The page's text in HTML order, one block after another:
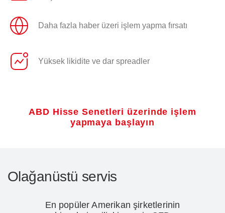
Daha fazla haber üzeri işlem yapma fırsatı
Yüksek likidite ve dar spreadler
ABD Hisse Senetleri üzerinde işlem
yapmaya başlayın
Olağanüstü servis
En popüler Amerikan şirketlerinin